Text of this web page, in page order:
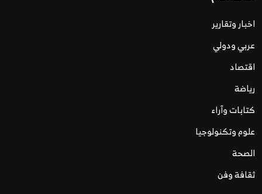
اخبار وتقارير
عربي ودولي
اقتصاد
رياضة
كتابات وآراء
علوم وتكنولوجيا
الصحة
ثقافة وفن